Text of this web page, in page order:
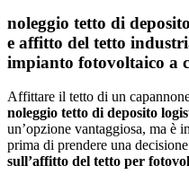
noleggio tetto di
e affitto del tetto
impianto fotovoltaico a
Affittare il tetto di un
noleggio tetto di deposito
un’opzione vantaggiosa, ma è
prima di prendere una
sull’affitto del tetto per